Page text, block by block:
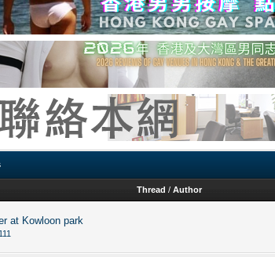
Thread /Author
at Kowloon park